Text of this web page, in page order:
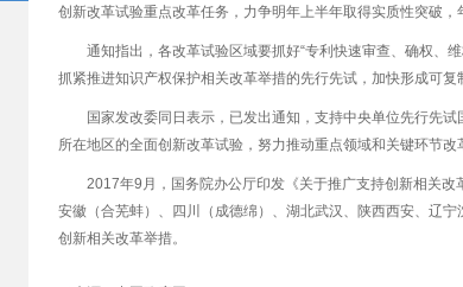
创新改革试验重点改革任务，力争明年上半年取得实质性突破，
通知指出，各改革试验区域要抓好“专利快速审查、确权、
抓紧推进知识产权保护相关改革举措的先行先试，加快形成可复
国家发改委同日表示，已发出通知，支持中央单位先行先
所在地区的全面创新改革试验，努力推动重点领域和关键环节改
2017年9月，国务院办公厅印发《关于推广支持创新相关改
安徽（合芜蚌）、四川（成德绵）、湖北武汉、陕西西安、辽
创新相关改革举措。